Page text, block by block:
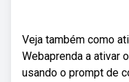
Veja também como
Webaprenda a ativar
usando o prompt de